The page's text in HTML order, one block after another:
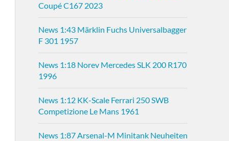
Coupé C167 2023
News 1:43 Märklin Fuchs Universalbagger
F 301 1957
News 1:18 Norev Mercedes SLK 200 R170
1996
News 1:12 KK-Scale Ferrari 250 SWB
Competizione Le Mans 1961
News 1:87 Arsenal-M Minitank Neuheiten